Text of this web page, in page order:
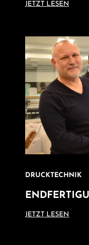
JETZT LESEN
DRUCKTECHNIK
JETZT LESEN